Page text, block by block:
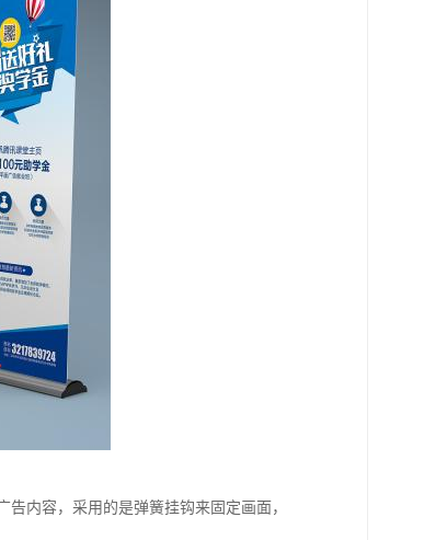
内容，采用的是弹簧挂钩来固定画面，